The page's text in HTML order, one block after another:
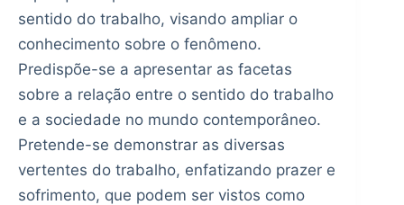
sentido do trabalho, visando ampliar o
conhecimento sobre o fenômeno.
Predispõe-se a apresentar as facetas
sobre a relação entre o sentido do trabalho
e a sociedade no mundo contemporâneo.
Pretende-se demonstrar as diversas
vertentes do trabalho, enfatizando prazer e
sofrimento, que podem ser vistos como